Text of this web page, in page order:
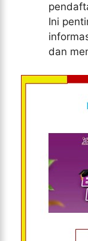
Ini
dan